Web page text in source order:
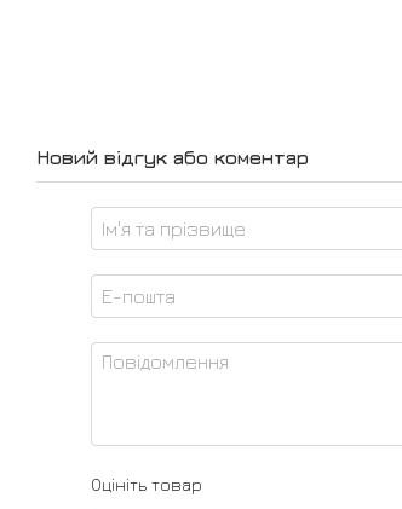
Новий відгук або коментар
Оцініть товар